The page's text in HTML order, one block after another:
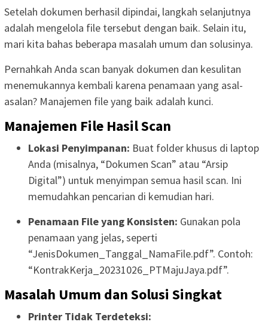
Setelah dokumen berhasil dipindai, langkah selanjutnya
adalah mengelola file tersebut dengan baik. Selain itu,
mari kita bahas beberapa masalah umum dan solusinya.
Pernahkah Anda scan banyak dokumen dan kesulitan
menemukannya kembali karena penamaan yang asal-
asalan? Manajemen file yang baik adalah kunci.
Manajemen File Hasil Scan
Lokasi Penyimpanan: Buat folder khusus di laptop
Anda (misalnya, “Dokumen Scan” atau “Arsip
Digital”) untuk menyimpan semua hasil scan. Ini
memudahkan pencarian di kemudian hari.
Penamaan File yang Konsisten: Gunakan pola
penamaan yang jelas, seperti
“JenisDokumen_Tanggal_NamaFile.pdf”. Contoh:
“KontrakKerja_20231026_PTMajuJaya.pdf”.
Masalah Umum dan Solusi Singkat
Printer Tidak Terdeteksi: